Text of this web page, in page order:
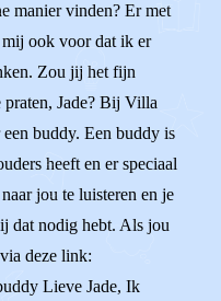
manier vinden? Er met
ook voor dat ik er
Zou jij het fijn
Jade? Bij Villa
buddy. Een buddy is
heeft en er speciaal
jou te luisteren en je
dat nodig hebt. Als jou
deze link:
Lieve Jade, Ik